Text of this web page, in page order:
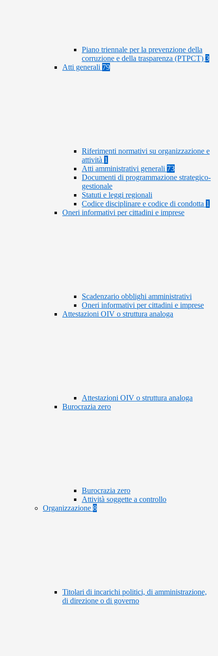
Piano triennale per la prevenzione della
corruzione e della trasparenza (PTPCT) 3
Atti generali 79
Riferimenti normativi su organizzazione e
attività 1
Atti amministrativi generali 73
Documenti di programmazione strategico-
gestionale
Statuti e leggi regionali
Codice disciplinare e codice di condotta 1
Oneri informativi per cittadini e imprese
Scadenzario obblighi amministrativi
Oneri informativi per cittadini e imprese
Attestazioni OIV o struttura analoga
Attestazioni OIV o struttura analoga
Burocrazia zero
Burocrazia zero
Attività soggette a controllo
Organizzazione 8
Titolari di incarichi politici, di amministrazione,
di direzione o di governo